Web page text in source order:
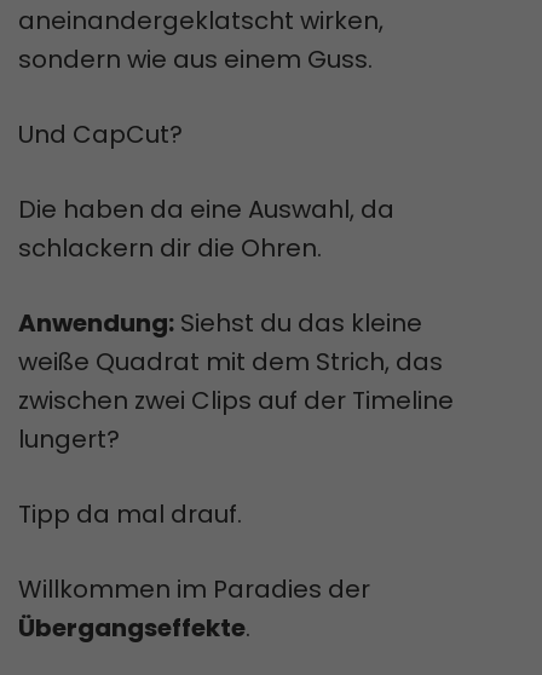
aneinandergeklatscht wirken,
sondern wie aus einem Guss.
Und CapCut?
Die haben da eine Auswahl, da
schlackern dir die Ohren.
Anwendung: Siehst du das kleine
weiße Quadrat mit dem Strich, das
zwischen zwei Clips auf der Timeline
lungert?
Tipp da mal drauf.
Willkommen im Paradies der
Übergangseffekte.